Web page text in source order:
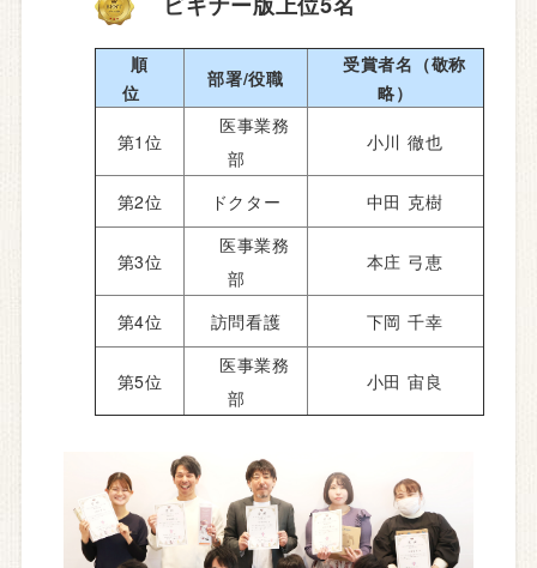
順
位
部署/役職
受賞者名（敬称
略）
第1位
医事業務
部
小川 徹也
第2位 ドクター 中田 克樹
第3位
医事業務
部
本庄 弓恵
第4位 訪問看護 下岡 千幸
第5位
医事業務
部
小田 宙良